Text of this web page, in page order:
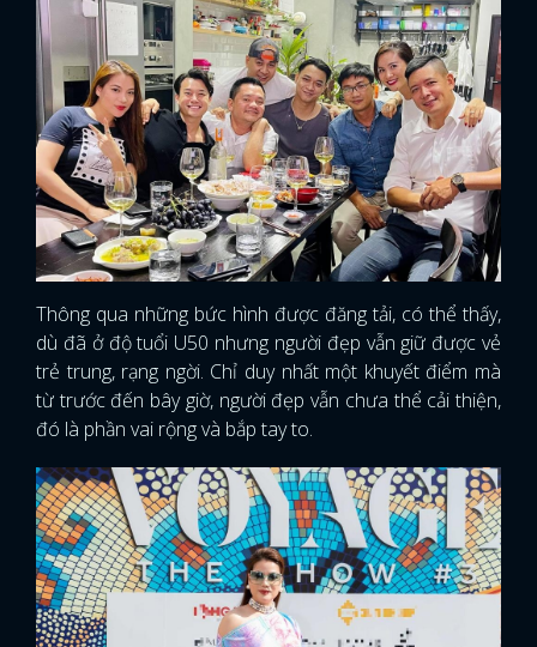
Thông qua những bức hình được đăng tải, có thể thấy,
dù đã ở độ tuổi U50 nhưng người đẹp vẫn giữ được vẻ
trẻ trung, rạng ngời. Chỉ duy nhất một khuyết điểm mà
từ trước đến bây giờ, người đẹp vẫn chưa thể cải thiện,
đó là phần vai rộng và bắp tay to.